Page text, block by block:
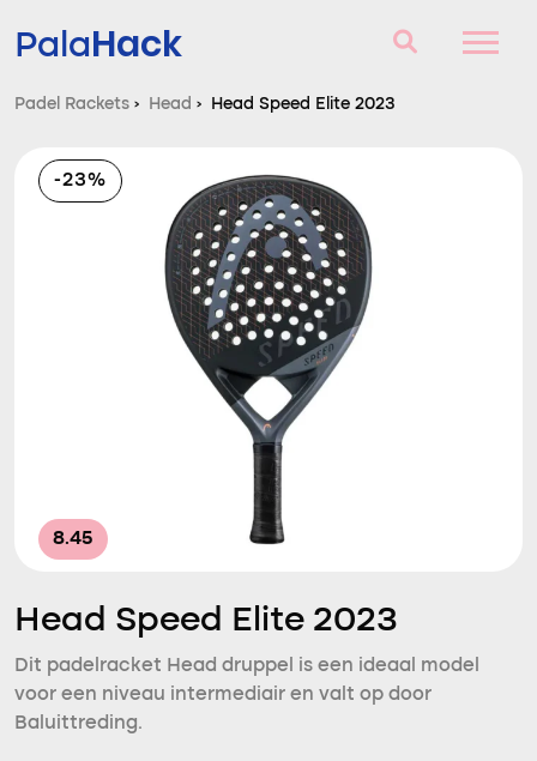
PalaHack
Vragen en antwoorden
Vergelijker
Padel Rackets › Head › Head Speed Elite 2023
-23%
8.45
Head Speed Elite 2023
Dit padelracket Head druppel is een ideaal model
voor een niveau intermediair en valt op door
Baluittreding.